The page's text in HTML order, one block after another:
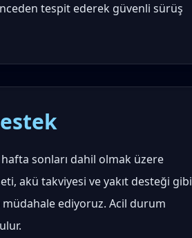
tespit ederek güvenli sürüş
hafta sonları dahil olmak üzere
akü takviyesi ve yakıt desteği gibi
müdahale ediyoruz. Acil durum